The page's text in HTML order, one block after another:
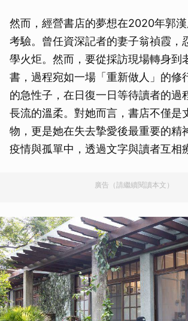
然而，經營書店的夢想在2020年郭
考驗。曾任資深記者的妻子翁禎霞，
學火炬。然而，要從採訪現場轉身到
書，過程宛如一場「重新做人」的修
的急性子，在日復一日等待讀者的過
長流的溫柔。對她而言，書店不僅是
物，更是她在失去摯愛後最重要的精
疫情與孤單中，透過文字與讀者互相
廣告（請繼續閱讀本文）